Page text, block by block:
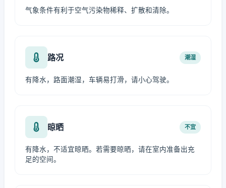
气象条件有利于空气污染物稀释、扩散和清除。
路况 潮湿
有降水，路面潮湿，车辆易打滑，请小心驾驶。
晾晒 不宜
有降水，不适宜晾晒。若需要晾晒，请在室内准备出充
足的空间。